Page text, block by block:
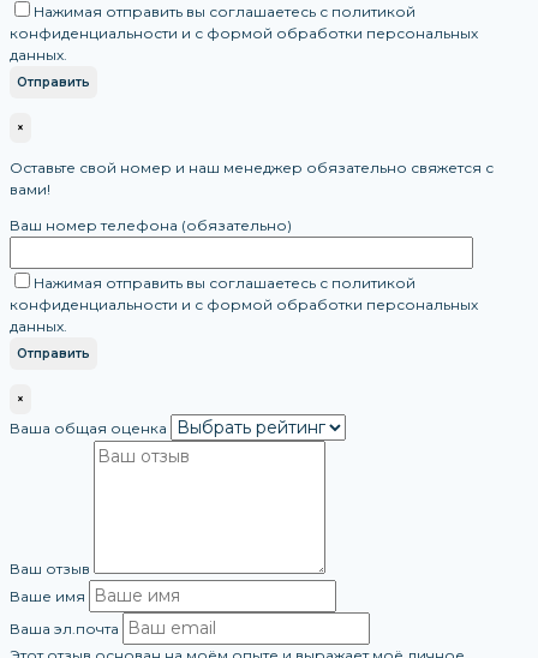
Нажимая отправить вы соглашаетесь с политикой
конфиденциальности и с формой обработки персональных
данных.
×
Оставьте свой номер и наш менеджер обязательно свяжется с
вами!
Ваш номер телефона (обязательно)
Нажимая отправить вы соглашаетесь с политикой
конфиденциальности и с формой обработки персональных
данных.
×
Ваша общая оценка
Ваш отзыв
Ваше имя
Ваша эл.почта